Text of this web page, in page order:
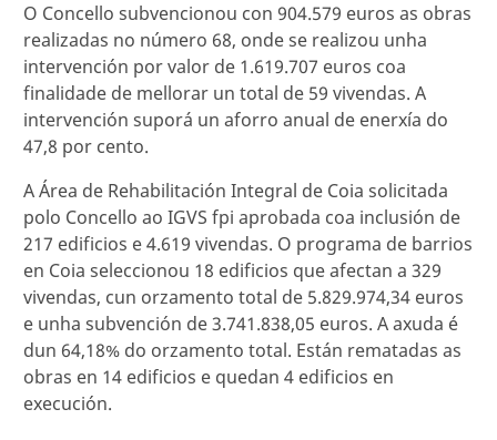
O Concello subvencionou con 904.579 euros as obras
realizadas no número 68, onde se realizou unha
intervención por valor de 1.619.707 euros coa
finalidade de mellorar un total de 59 vivendas. A
intervención suporá un aforro anual de enerxía do
47,8 por cento.
A Área de Rehabilitación Integral de Coia solicitada
polo Concello ao IGVS fpi aprobada coa inclusión de
217 edificios e 4.619 vivendas. O programa de barrios
en Coia seleccionou 18 edificios que afectan a 329
vivendas, cun orzamento total de 5.829.974,34 euros
e unha subvención de 3.741.838,05 euros. A axuda é
dun 64,18% do orzamento total. Están rematadas as
obras en 14 edificios e quedan 4 edificios en
execución.